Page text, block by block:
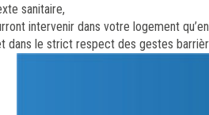
sanitaire,
intervenir dans votre logement
dans le strict respect des gestes